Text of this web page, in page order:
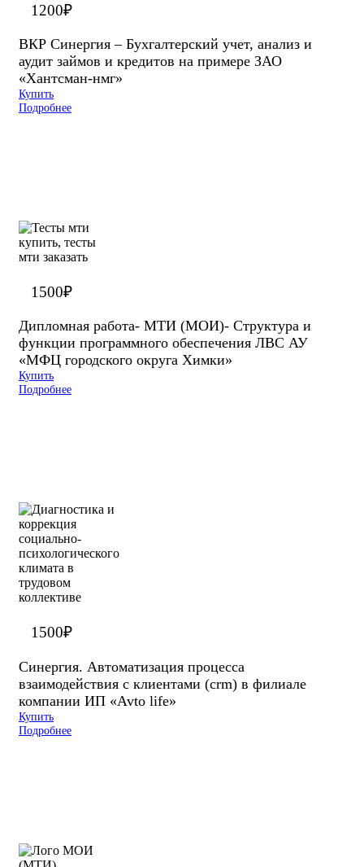
1200₽
ВКР Синергия – Бухгалтерский учет, анализ и
аудит займов и кредитов на примере ЗАО
«Хантсман-нмг»
Купить
Подробнее
1500₽
Дипломная работа- МТИ (МОИ)- Структура и
функции программного обеспечения ЛВС АУ
«МФЦ городского округа Химки»
Купить
Подробнее
1500₽
Синергия. Автоматизация процесса
взаимодействия с клиентами (crm) в филиале
компании ИП «Avto life»
Купить
Подробнее